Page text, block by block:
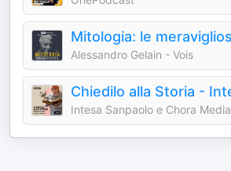
Alessandro Gelain - Vois
Intesa Sanpaolo e Chora Media